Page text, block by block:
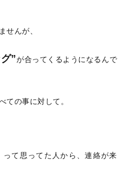
せんが、
”が合ってくるようになるんで
ての事に対して。
って思ってた人から、連絡が来